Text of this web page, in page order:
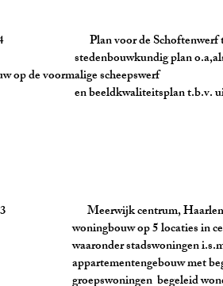
Plan voor de Schoftenwerf
plan o.a,als
op de voormalige scheepswerf
t.b.v.
Meerwijk centrum,
op 5 locaties in
stadswoningen i.s.m. 5
met begane
begeleid wonen en